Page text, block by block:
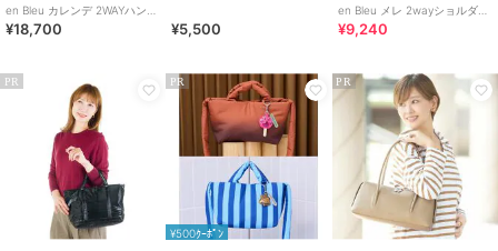
en Bleu カレンデ 2WAYハンド
バッグ
¥18,700 ¥5,500
en Bleu メレ 2wayショルダー
バッグ
¥9,240
PR PR
¥500ｸｰﾎﾟﾝ
PR